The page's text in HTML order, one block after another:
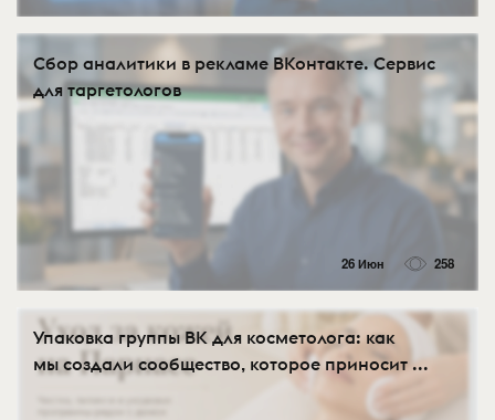
Сбор аналитики в рекламе ВКонтакте. Сервис
для таргетологов
26 Июн 258
Упаковка группы ВК для косметолога: как
мы создали сообщество, которое приносит ...